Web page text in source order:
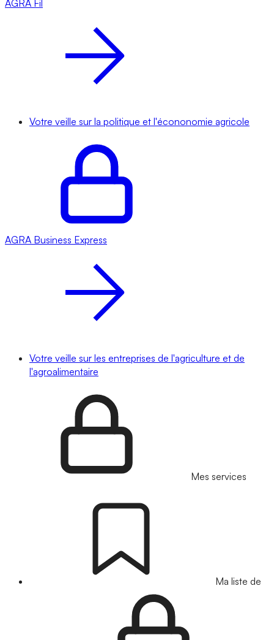
AGRA Fil
Votre veille sur la politique et l'écononomie agricole
AGRA Business Express
Votre veille sur les entreprises de l'agriculture et de
l'agroalimentaire
Mes services
Ma liste de